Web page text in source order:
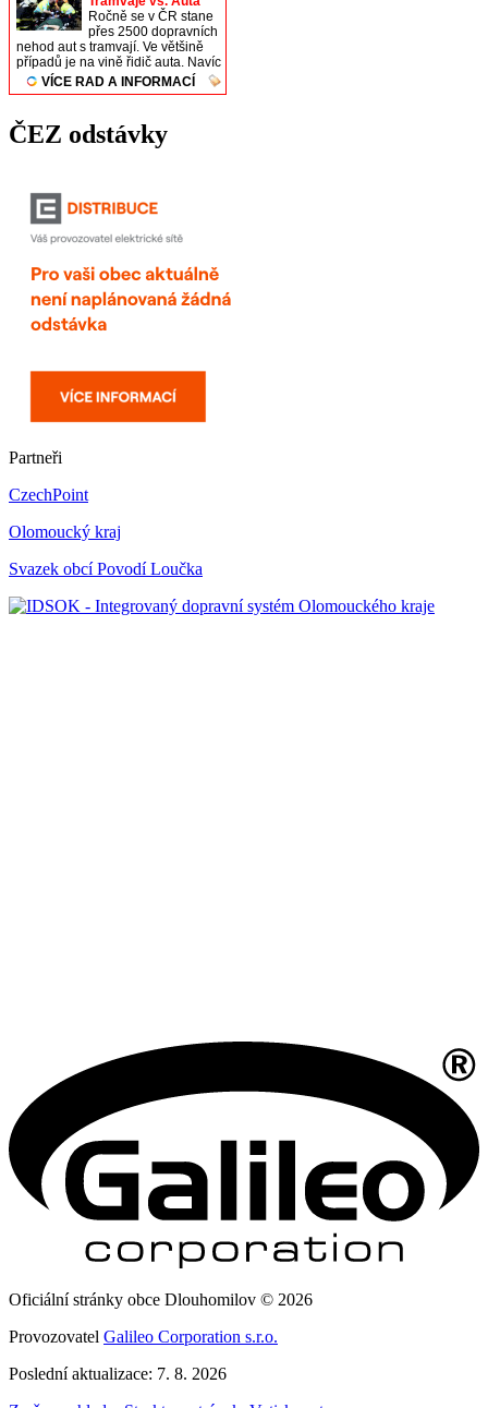
ČEZ odstávky
Partneři
CzechPoint
Olomoucký kraj
Svazek obcí Povodí Loučka
Oficiální stránky obce Dlouhomilov © 2026
Provozovatel Galileo Corporation s.r.o.
Poslední aktualizace: 7. 8. 2026